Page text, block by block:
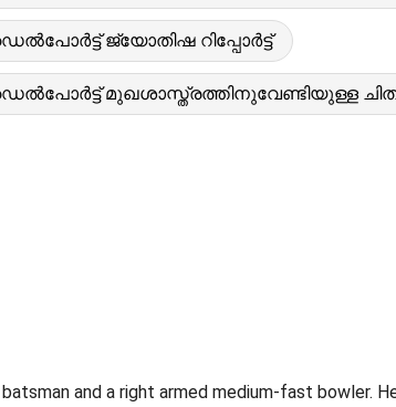
ജ്യോതിഷ റിപ്പോർട്ട്
മുഖശാസ്ത്രത്തിനുവേണ്ടിയുള്ള
and a right armed medium-fast bowler.